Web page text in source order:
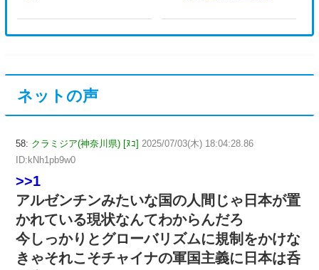
ネットの声
58: クラミジア(神奈川県) [ﾇｺ] 2025/07/03(木) 18:04:28.86
ID:kNh1pb9w0
>>1
アルゼンチンみたいな国の人間じゃ日本が置
かれている現状なんてわからんだろ
今しっかりとグローバリズムに規制をかけな
きゃそれこそチャイナの軍国主義に日本は呑